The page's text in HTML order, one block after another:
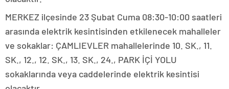
MERKEZ ilçesinde 23 Şubat Cuma 08:30-10:00 saatleri
arasında elektrik kesintisinden etkilenecek mahalleler
ve sokaklar: ÇAMLIEVLER mahallelerinde 10. SK., 11.
SK., 12., 12. SK., 13. SK., 24., PARK İÇİ YOLU
sokaklarında veya caddelerinde elektrik kesintisi